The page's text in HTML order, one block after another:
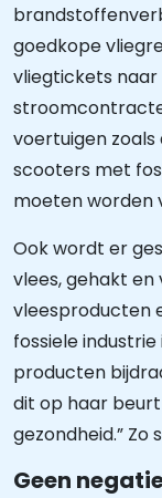
goedkope
vliegtickets naar
voertuigen
scooters met
moeten worden
Ook wordt er
vlees, gehakt en
vleesproducten
fossiele
producten
dit op haar
gezondheid.”
Geen